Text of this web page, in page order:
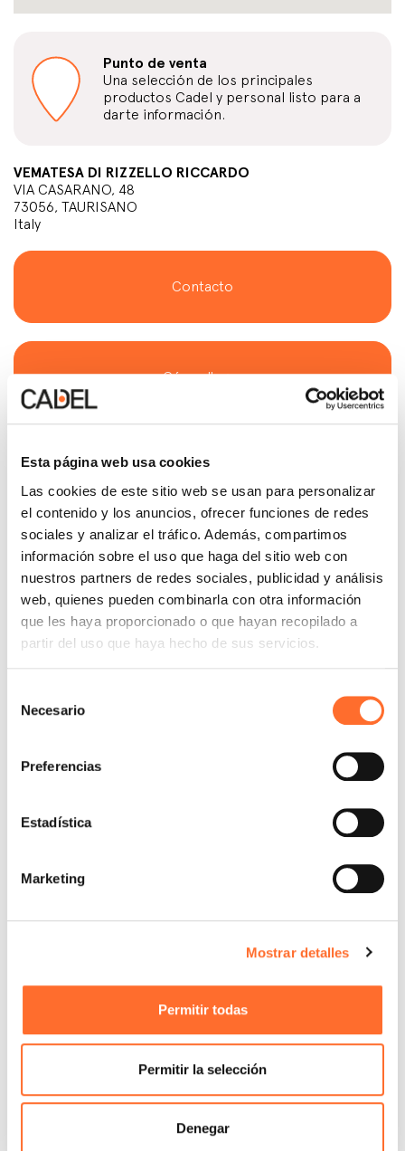
Esta página web usa cookies
Las cookies de este sitio web se usan para personalizar
el contenido y los anuncios, ofrecer funciones de redes
sociales y analizar el tráfico. Además, compartimos
información sobre el uso que haga del sitio web con
nuestros partners de redes sociales, publicidad y análisis
web, quienes pueden combinarla con otra información
que les haya proporcionado o que hayan recopilado a
partir del uso que haya hecho de sus servicios.
Necesario
Preferencias
Estadística
Marketing
Mostrar detalles
Permitir todas
Permitir la selección
Denegar
Punto de venta
Una selección de los principales
productos Cadel y personal listo para a
darte información.
VEMATESA DI RIZZELLO RICCARDO
VIA CASARANO, 48
73056, TAURISANO
Italy
Contacto
Cómo llegar
Ver teléfono
Ver correo electrónico